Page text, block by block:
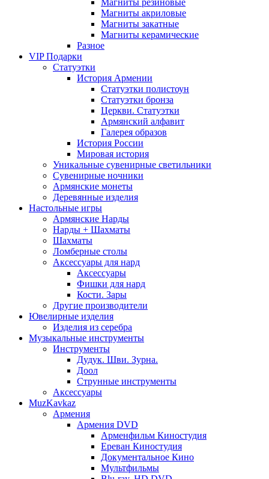
Магниты резиновые
Магниты акриловые
Магниты закатные
Магниты керамические
Разное
VIP Подарки
Статуэтки
История Армении
Статуэтки полистоун
Статуэтки бронза
Церкви. Статуэтки
Армянский алфавит
Галерея образов
История России
Мировая история
Уникальные сувенирные светильники
Сувенирные ночники
Армянские монеты
Деревянные изделия
Настольные игры
Армянские Нарды
Нарды + Шахматы
Шахматы
Ломберные столы
Аксессуары для нард
Аксессуары
Фишки для нард
Кости. Зары
Другие производители
Ювелирные изделия
Изделия из серебра
Музыкальные инструменты
Инструменты
Дудук. Шви. Зурна.
Доол
Струнные инструменты
Аксессуары
MuzKavkaz
Армения
Армения DVD
Арменфильм Киностудия
Ереван Киностудия
Документальное Кино
Мультфильмы